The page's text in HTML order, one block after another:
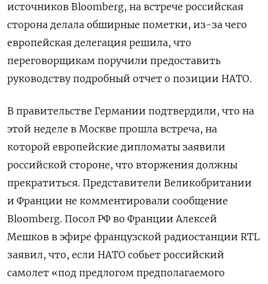
источников Bloomberg, на встрече российская
сторона делала обширные пометки, из-за чего
европейская делегация решила, что
переговорщикам поручили предоставить
руководству подробный отчет о позиции НАТО.
В правительстве Германии подтвердили, что на
этой неделе в Москве прошла встреча, на
которой европейские дипломаты заявили
российской стороне, что вторжения должны
прекратиться. Представители Великобритании
и Франции не комментировали сообщение
Bloomberg. Посол РФ во Франции Алексей
Мешков в эфире французской радиостанции RTL
заявил, что, если НАТО собьет российский
самолет «под предлогом предполагаемого